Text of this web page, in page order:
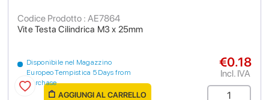
Vite Testa Cilindrica M3 x 25mm
Codice Prodotto : AE7864
Disponibile nel Magazzino
Europeo Tempistica 5 Days from
purchase
€0.18
Incl. IVA
AGGIUNGI AL CARRELLO